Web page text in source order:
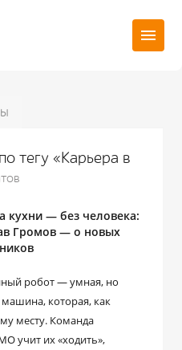
тегу «Карьера в
кухни ― без человека:
Громов ― о новых
робот — умная, но
которая, как
месту. Команда
учит их «ходить»,